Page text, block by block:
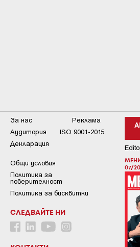
07/
За нас
Реклама
Аудитория
ISO 9001-2015
Декларация
Общи условия
Пoлитикa зa
пoвepитeлнocт
Политика за бисквитки
СЛЕДВАЙТЕ НИ